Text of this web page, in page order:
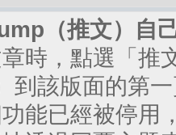
（推文）自
時，點選「推
到該版面的第
能已經被停用